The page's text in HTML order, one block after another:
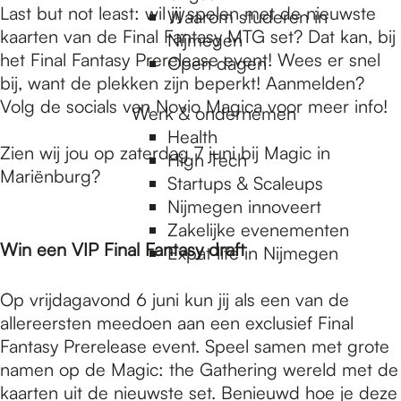
Waarom studeren in
Nijmegen
Open dagen
Werk & ondernemen
Health
High Tech
Startups & Scaleups
Nijmegen innoveert
Zakelijke evenementen
Expat life in Nijmegen
Last but not least: wil jij spelen met de nieuwste
kaarten van de Final Fantasy MTG set? Dat kan, bij
het Final Fantasy Prerelease event! Wees er snel
bij, want de plekken zijn beperkt! Aanmelden?
Volg de socials van Novio Magica voor meer info!
Zien wij jou op zaterdag 7 juni bij Magic in
Mariënburg?
Win een VIP Final Fantasy draft
Op vrijdagavond 6 juni kun jij als een van de
allereersten meedoen aan een exclusief Final
Fantasy Prerelease event. Speel samen met grote
namen op de Magic: the Gathering wereld met de
kaarten uit de nieuwste set. Benieuwd hoe je deze